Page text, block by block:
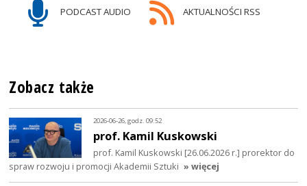
PODCAST AUDIO AKTUALNOŚCI RSS
Zobacz także
2026-06-26, godz. 09:52
prof. Kamil Kuskowski
prof. Kamil Kuskowski [26.06.2026 r.] prorektor do
spraw rozwoju i promocji Akademii Sztuki » więcej